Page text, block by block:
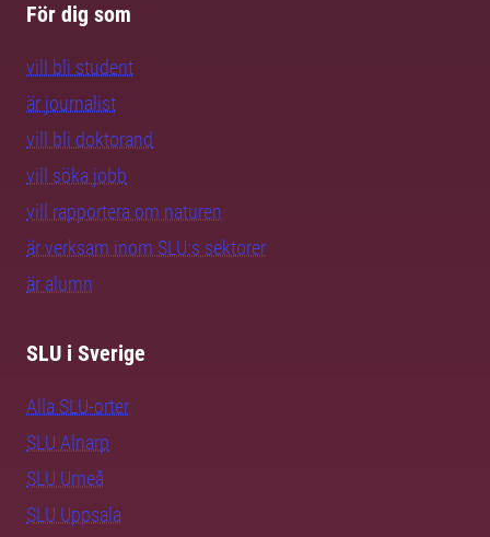
För dig som
vill bli student
är journalist
vill bli doktorand
vill söka jobb
vill rapportera om naturen
är verksam inom SLU:s sektorer
är alumn
SLU i Sverige
Alla SLU-orter
SLU Alnarp
SLU Umeå
SLU Uppsala